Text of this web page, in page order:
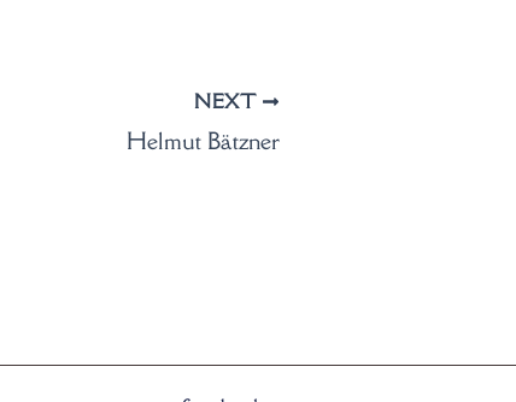
NEXT
Helmut Bätzner